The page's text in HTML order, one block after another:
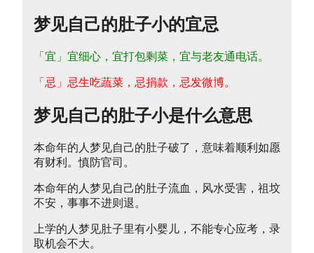
梦见自己的肚子小的宜忌
「宜」宜细心，宜打包剩菜，宜与老友通电话。
「忌」忌生吃蔬菜，忌捐款，忌发微博。
梦见自己的肚子小是什么意思
本命年的人梦见自己的肚子破了，意味着顺利如愿
有财利。慎防官司。
本命年的人梦见自己的肚子流血，风水受害，祖坟
不安，事事不进则退。
上学的人梦见肚子里有小婴儿，不能专心应考，录
取机会不大。